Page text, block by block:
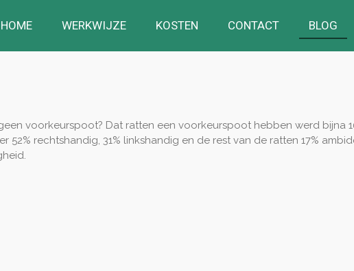
HOME WERKWIJZE KOSTEN CONTACT BLOG
voorkeurspoot? Dat ratten een voorkeurspoot hebben werd bijna
52% rechtshandig, 31% linkshandig en de rest van de ratten 17%